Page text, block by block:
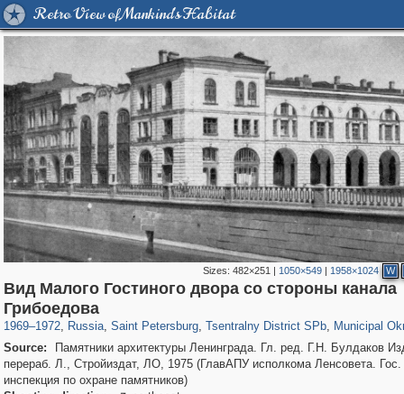
Retro View of Mankind's Habitat
Sizes:482×251 | 1050×549 | 1958×1024 W
Вид Малого Гостиного двора со стороны канала
Грибоедова
1969–1972, Russia
1,405,779
, Saint Petersburg
197,057
, Tsentralny District SPb, Municipal
Source:
Памятники архитектуры Ленинграда. Гл. ред. Г.Н. Булдаков
перераб. Л., Стройиздат, ЛО, 1975 (ГлавАПУ исполкома Ленсовета. Гос.
инспекция по охране памятников)